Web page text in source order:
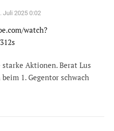
Juli 2025 0:02
watch?
Aktionen. Berat Lus
1. Gegentor schwach